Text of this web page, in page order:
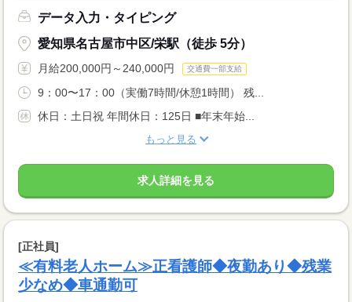
データ入力・タイピング
愛知県名古屋市中区/栄駅（徒歩 5分）
月給200,000円～240,000円 交通費一部支給
9：00〜17：00（実働7時間/休憩1時間） 残...
休日：土日祝 年間休日：125日 ■年末年始...
もっと見る
求人詳細を見る
[正社員]
≪有料老人ホーム≫正看護師◆夜勤あり◆残業
少なめ◆車通勤可